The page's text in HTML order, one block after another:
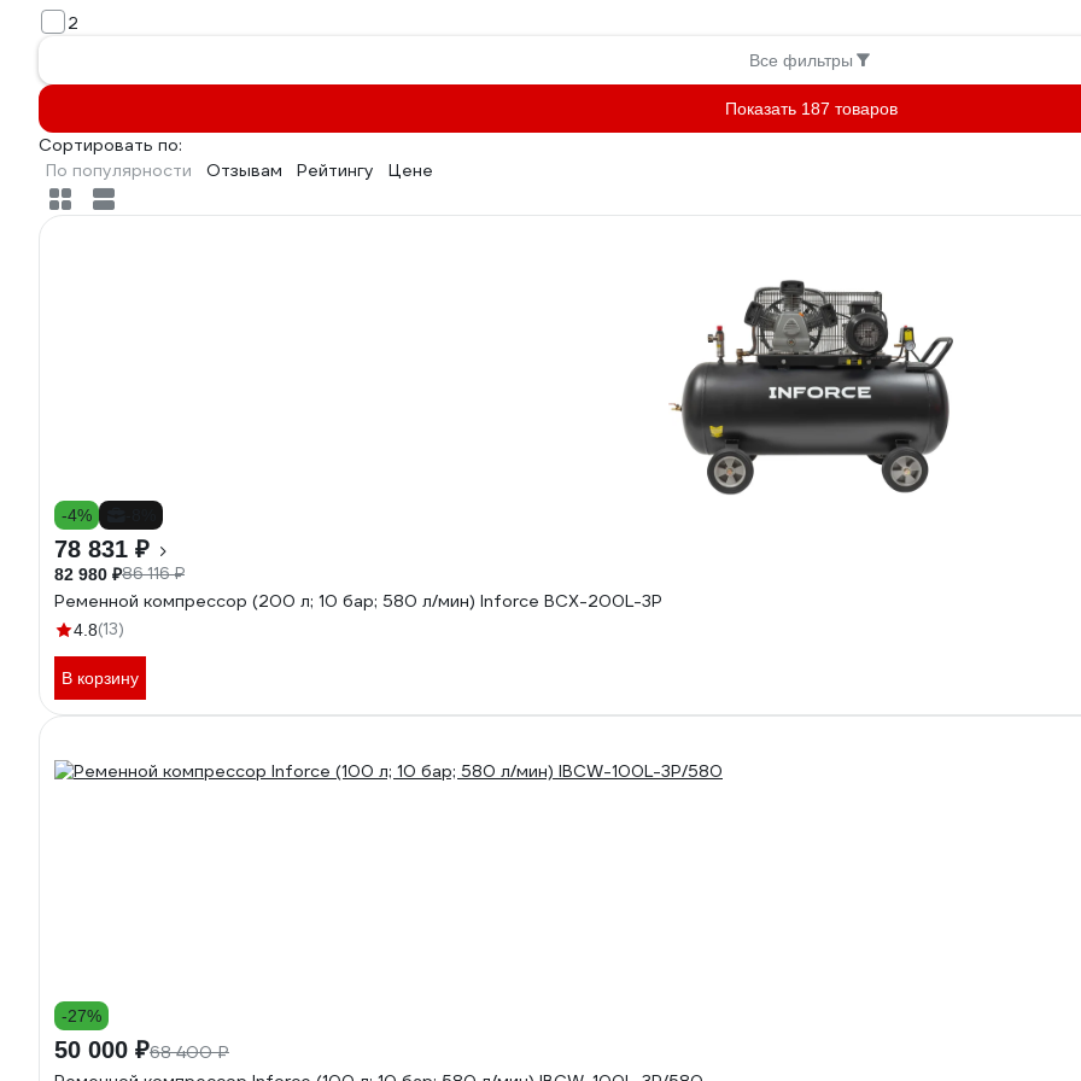
2
Все фильтры
Показать 187 товаров
Сортировать по:
По популярности
Отзывам Рейтингу Цене
-4%
78 831 ₽
82 980 ₽86 116 ₽
Ременной компрессор (200 л; 10 бар; 580 л/мин) Inforce BCX-200L-3P
4.8(13)
В корзину
-27%
50 000 ₽68 400 ₽